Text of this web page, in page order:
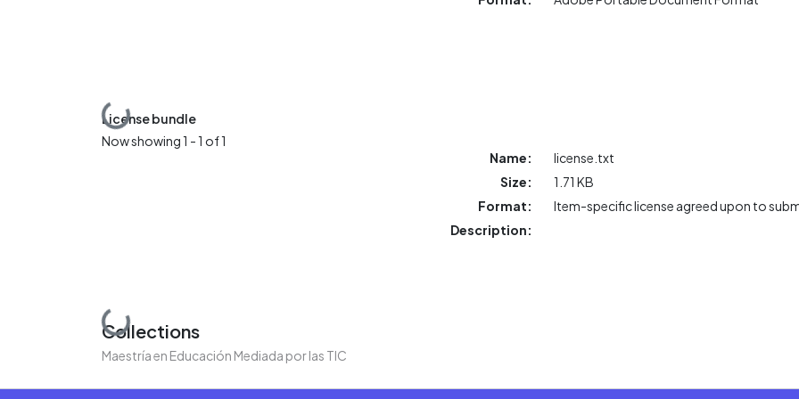
Loading...
License bundle
Now showing1 - 1 of 1
Loading...
Name:
license.txt
Size:
1.71 KB
Format:
Item-specific license agreed upon to
Description:
Collections
Maestría en Educación Mediada por las TIC